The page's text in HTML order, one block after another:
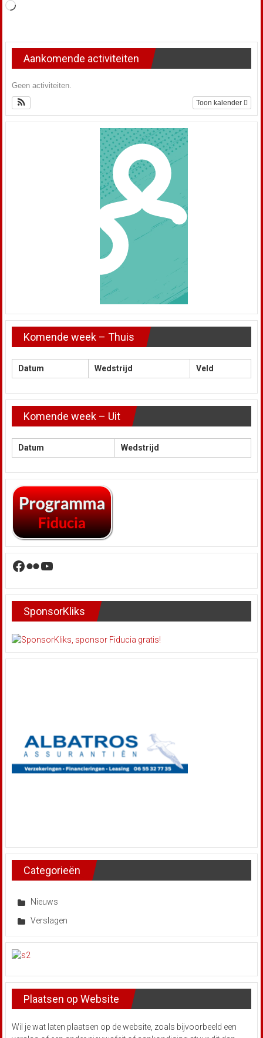
Aan
Aankomende activiteiten
Geen activiteiten.
Toon kalender
Komende week – Thuis
Datum Wedstrijd Veld
Komende week – Uit
Datum Wedstrijd
Facebook
FlickrYouTube
SponsorKliks
Categorieën
Nieuws
Verslagen
Plaatsen op Website
Wil je wat laten plaatsen op de website, zoals bijvoorbeeld een